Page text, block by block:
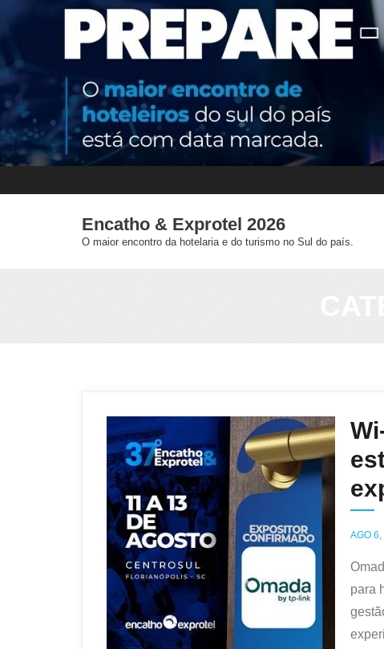
Encatho & Exprotel 2026
O maior encontro da hotelaria e do turismo no Sul do país.
AGO 6,
para